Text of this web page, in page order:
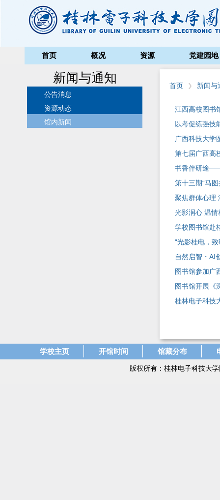
首页 概况 资源 党建园地
新闻与通知
公告消息
资源动态
馆内新闻
首页 新闻与
江西高校图书
以考促练强
广西科技大学
第七届广西高
书香伴研途
第十三期“马
聚焦群体心理
光影润心 温
学校图书馆赴
“光影桂电，
自然启智・AI
图书馆参加广
图书馆开展《
桂林电子科技
学校主页 开馆时间 馆藏分布
版权所有：桂林电子科技大